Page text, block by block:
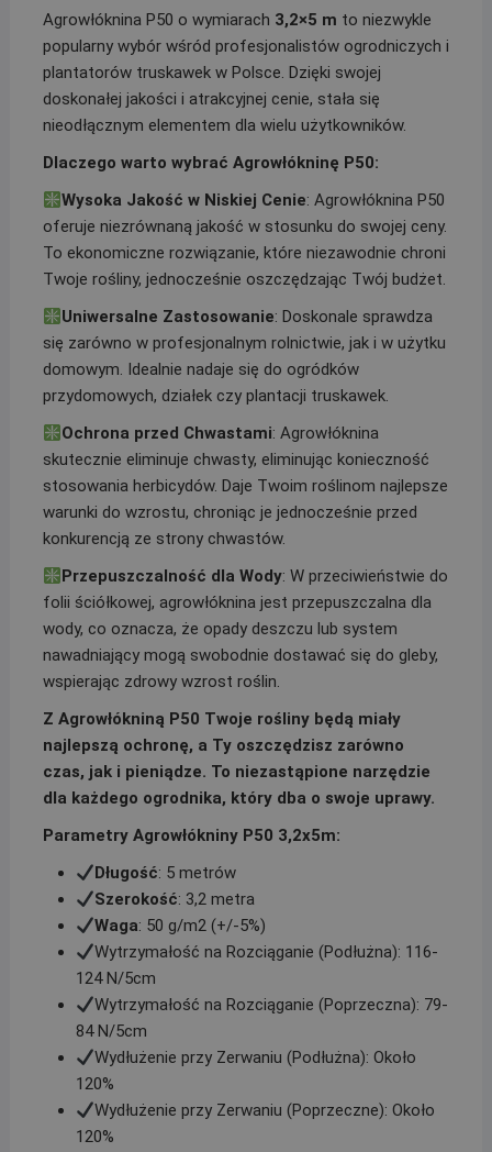
Agrowłóknina P50 o wymiarach 3,2×5 m to niezwykle
popularny wybór wśród profesjonalistów ogrodniczych i
plantatorów truskawek w Polsce. Dzięki swojej
doskonałej jakości i atrakcyjnej cenie, stała się
nieodłącznym elementem dla wielu użytkowników.
Dlaczego warto wybrać Agrowłókninę P50:
Wysoka Jakość w Niskiej Cenie: Agrowłóknina P50
oferuje niezrównaną jakość w stosunku do swojej ceny.
To ekonomiczne rozwiązanie, które niezawodnie chroni
Twoje rośliny, jednocześnie oszczędzając Twój budżet.
Uniwersalne Zastosowanie: Doskonale sprawdza
się zarówno w profesjonalnym rolnictwie, jak i w użytku
domowym. Idealnie nadaje się do ogródków
przydomowych, działek czy plantacji truskawek.
Ochrona przed Chwastami: Agrowłóknina
skutecznie eliminuje chwasty, eliminując konieczność
stosowania herbicydów. Daje Twoim roślinom najlepsze
warunki do wzrostu, chroniąc je jednocześnie przed
konkurencją ze strony chwastów.
Przepuszczalność dla Wody: W przeciwieństwie do
folii ściółkowej, agrowłóknina jest przepuszczalna dla
wody, co oznacza, że opady deszczu lub system
nawadniający mogą swobodnie dostawać się do gleby,
wspierając zdrowy wzrost roślin.
Z Agrowłókniną P50 Twoje rośliny będą miały
najlepszą ochronę, a Ty oszczędzisz zarówno
czas, jak i pieniądze. To niezastąpione narzędzie
dla każdego ogrodnika, który dba o swoje uprawy.
Parametry Agrowłókniny P50 3,2x5m:
Długość: 5 metrów
Szerokość: 3,2 metra
Waga: 50 g/m2 (+/-5%)
Wytrzymałość na Rozciąganie (Podłużna): 116-
124 N/5cm
Wytrzymałość na Rozciąganie (Poprzeczna): 79-
84 N/5cm
Wydłużenie przy Zerwaniu (Podłużna): Około
120%
Wydłużenie przy Zerwaniu (Poprzeczne): Około
120%